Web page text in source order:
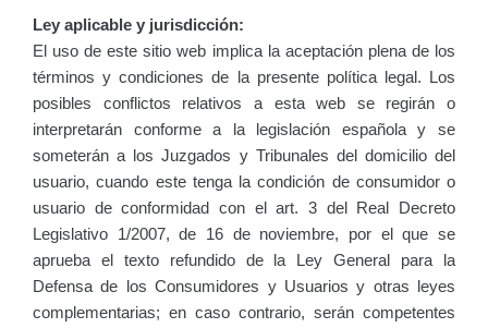
Ley aplicable y jurisdicción:
El uso de este sitio web implica la aceptación plena de los
términos y condiciones de la presente política legal. Los
posibles conflictos relativos a esta web se regirán o
interpretarán conforme a la legislación española y se
someterán a los Juzgados y Tribunales del domicilio del
usuario, cuando este tenga la condición de consumidor o
usuario de conformidad con el art. 3 del Real Decreto
Legislativo 1/2007, de 16 de noviembre, por el que se
aprueba el texto refundido de la Ley General para la
Defensa de los Consumidores y Usuarios y otras leyes
complementarias; en caso contrario, serán competentes